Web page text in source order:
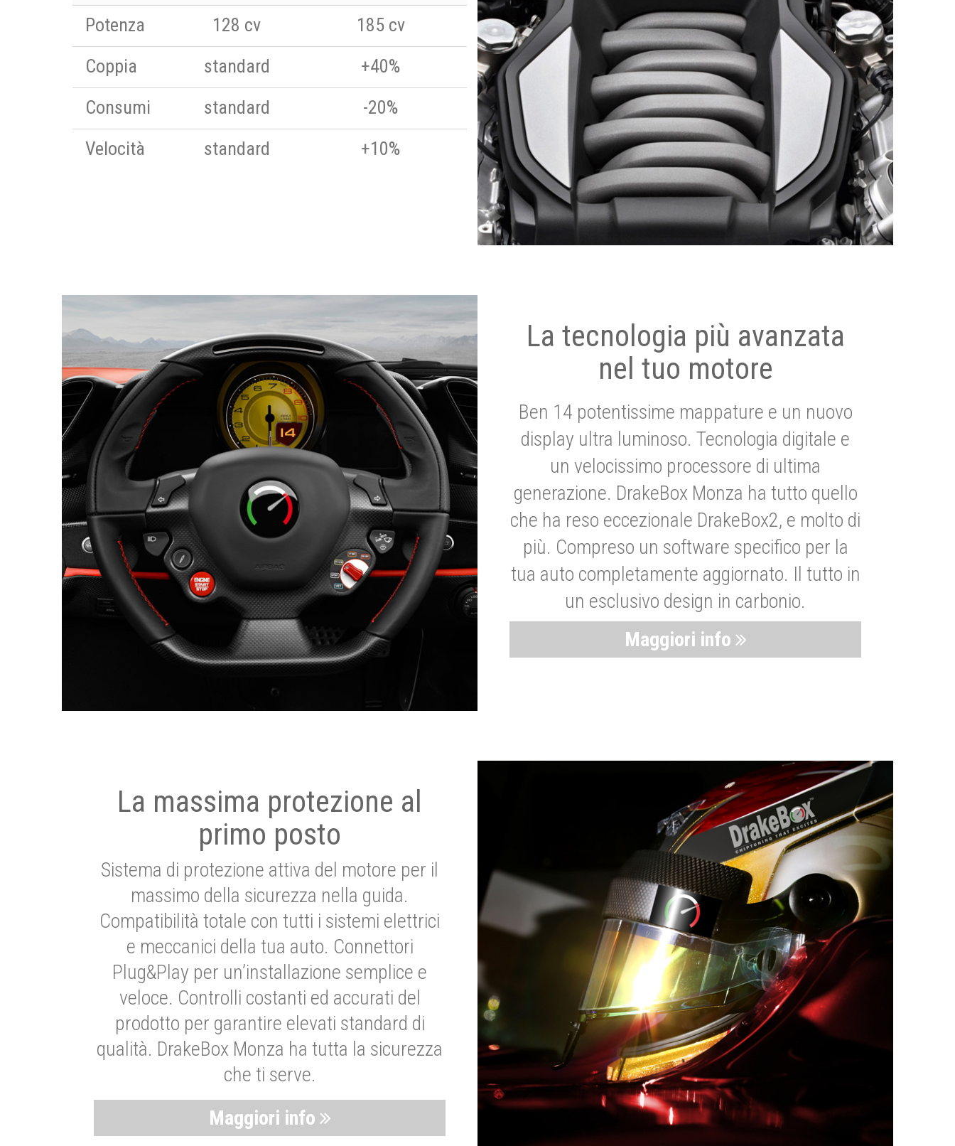
Potenza
128 cv
185 cv
Coppia
standard
+40%
Consumi
standard
-20%
Velocità
standard +10%
La tecnologia più avanzata
nel tuo motore
Ben 14 potentissime mappature e un nuovo
display ultra luminoso. Tecnologia digitale e
un velocissimo processore di ultima
generazione. DrakeBox Monza ha tutto quello
che ha reso eccezionale DrakeBox2, e molto di
più. Compreso un software specifico per la
tua auto completamente aggiornato. Il tutto in
un esclusivo design in carbonio.
Maggiori info
La massima protezione al
primo posto
Sistema di protezione attiva del motore per il
massimo della sicurezza nella guida.
Compatibilità totale con tutti i sistemi elettrici
e meccanici della tua auto. Connettori
Plug&Play per un’installazione semplice e
veloce. Controlli costanti ed accurati del
prodotto per garantire elevati standard di
qualità. DrakeBox Monza ha tutta la sicurezza
che ti serve.
Maggiori info